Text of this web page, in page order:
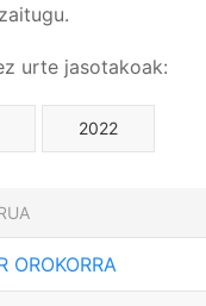
urte jasotakoak:
2022
OROKORRA